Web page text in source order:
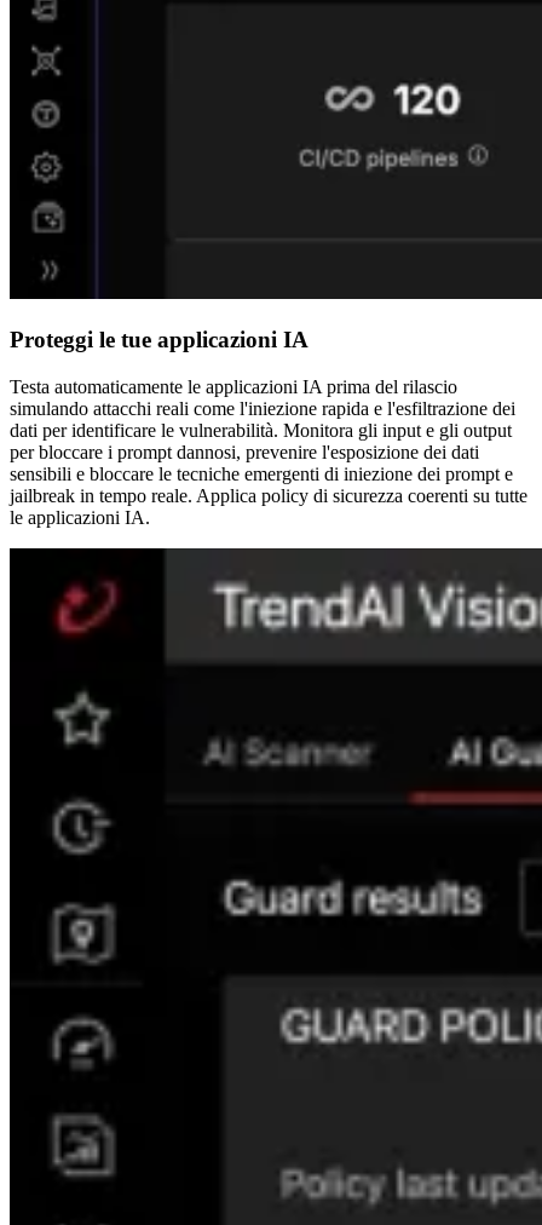
Proteggi le tue applicazioni IA
Testa automaticamente le applicazioni IA prima del rilascio
simulando attacchi reali come l'iniezione rapida e l'esfiltrazione dei
dati per identificare le vulnerabilità. Monitora gli input e gli output
per bloccare i prompt dannosi, prevenire l'esposizione dei dati
sensibili e bloccare le tecniche emergenti di iniezione dei prompt e
jailbreak in tempo reale. Applica policy di sicurezza coerenti su tutte
le applicazioni IA.